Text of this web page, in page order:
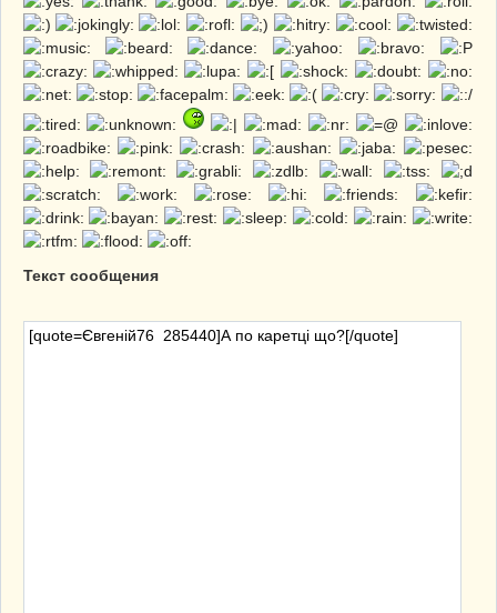
Текст сообщения